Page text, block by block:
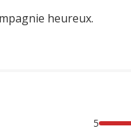
heureux.
personnes lont noté
5